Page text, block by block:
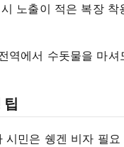
노출이 적은 복장 착
역에서 수돗물을 마셔
시민은 쉥겐 비자 필요